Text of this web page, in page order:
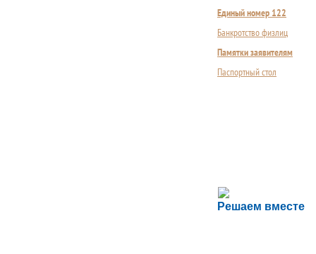
Единый номер 122
Банкротство физлиц
Памятки заявителям
Паспортный стол
Решаем вместе
Сложности с
Сообщите об этом